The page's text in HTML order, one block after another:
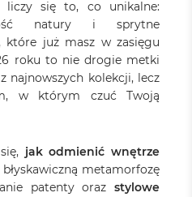
liczy się to, co unikalne:
natury i sprytne
które już masz w zasięgu
roku to nie drogie metki
najnowszych kolekcji, lecz
w którym czuć Twoją
jak odmienić wnętrze
metamorfozę
patenty oraz stylowe